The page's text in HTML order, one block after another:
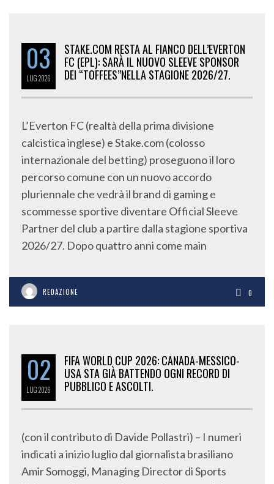
03
LUG2026
STAKE.COM RESTA AL FIANCO DELL’EVERTON
FC (EPL): SARÀ IL NUOVO SLEEVE SPONSOR
DEI “TOFFEES”NELLA STAGIONE 2026/27.
L’Everton FC (realtà della prima divisione
calcistica inglese) e Stake.com (colosso
internazionale del betting) proseguono il loro
percorso comune con un nuovo accordo
pluriennale che vedrà il brand di gaming e
scommesse sportive diventare Official Sleeve
Partner del club a partire dalla stagione sportiva
2026/27. Dopo quattro anni come main
REDAZIONE 0
02
LUG2026
FIFA WORLD CUP 2026: CANADA-MESSICO-
USA STA GIÀ BATTENDO OGNI RECORD DI
PUBBLICO E ASCOLTI.
(con il contributo di Davide Pollastri) – I numeri
indicati a inizio luglio dal giornalista brasiliano
Amir Somoggi, Managing Director di Sports